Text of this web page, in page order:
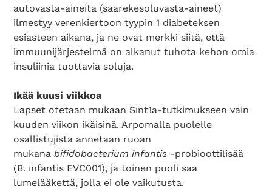
autovasta-aineita (saarekesoluvasta-aineet)
ilmestyy verenkiertoon tyypin 1 diabeteksen
esiasteen aikana, ja ne ovat merkki siitä, että
immuunijärjestelmä on alkanut tuhota kehon omia
insuliinia tuottavia soluja.
Ikää kuusi viikkoa
Lapset otetaan mukaan Sint1a-tutkimukseen vain
kuuden viikon ikäisinä. Arpomalla puolelle
osallistujista annetaan ruoan
mukanabifidobacterium infantis -probioottilisää
(B. infantis EVC001), ja toinen puoli saa
lumelääkettä, jolla ei ole vaikutusta.